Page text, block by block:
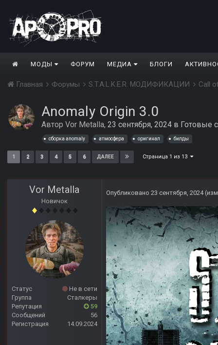
МОДЫ ФОРУМ МЕДИА БЛОГИ
Главная Форумы S.T.A.L.K.E.R. МОДИФИКАЦИИ Call
Anomaly Origin 3.0
Автор Vor Metalla, 23 сентября, 2024 в Готовые
сборка anomaly атмосфера оригинал билды
1 2 3 4 5 6 ДАЛЕЕ Страница 1 из 13
Vor Metalla
Новичок
Статус
Не в сети
Группа
Сталкеры
Репутация
59
Сообщений
56
Регистрация
14.09.2024
Опубликовано 23 сентября, 2024